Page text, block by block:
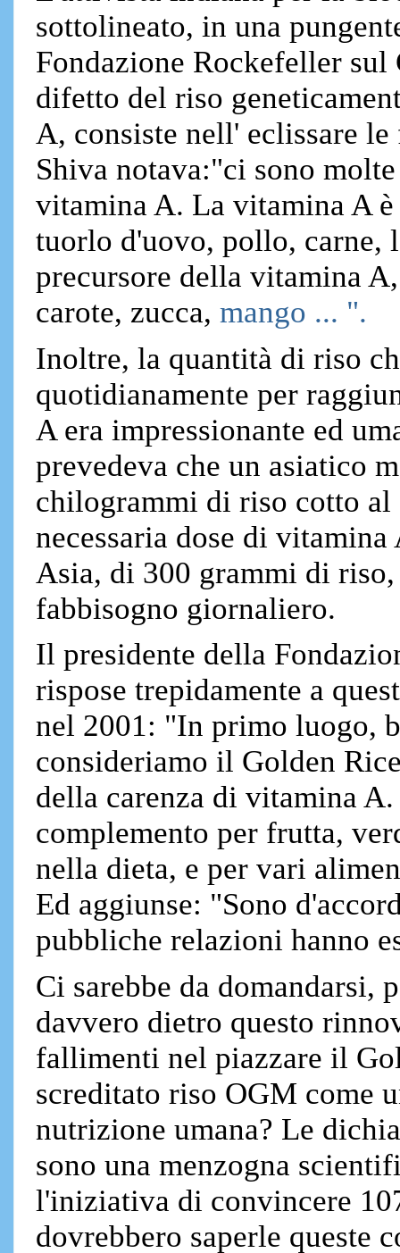
sottolineato, in una
Fondazione Rockefeller
difetto del riso
A, consiste nell' eclissare
Shiva notava:"ci sono
vitamina A. La vitamina A
tuorlo d'uovo, pollo, carne,
precursore della vitamina
carote, zucca,mango ... ".
Inoltre, la quantità di riso
quotidianamente per
A era impressionante ed
prevedeva che un asiatico
chilogrammi di riso cotto
necessaria dose di
Asia, di 300 grammi di
fabbisogno giornaliero.
Il presidente della
rispose trepidamente a
nel 2001: "In primo luogo,
consideriamo il Golden
della carenza di vitamina
complemento per frutta,
nella dieta, e per vari
Ed aggiunse: "Sono
pubbliche relazioni hanno
Ci sarebbe da domandarsi,
davvero dietro questo
fallimenti nel piazzare il
screditato riso OGM come
nutrizione umana? Le
sono una menzogna
l'iniziativa di convincere
dovrebbero saperle queste